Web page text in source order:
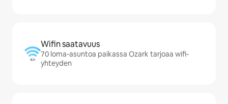
Wifin saatavuus
70 loma-asuntoa paikassa Ozark tarjoaa wifi-
yhteyden